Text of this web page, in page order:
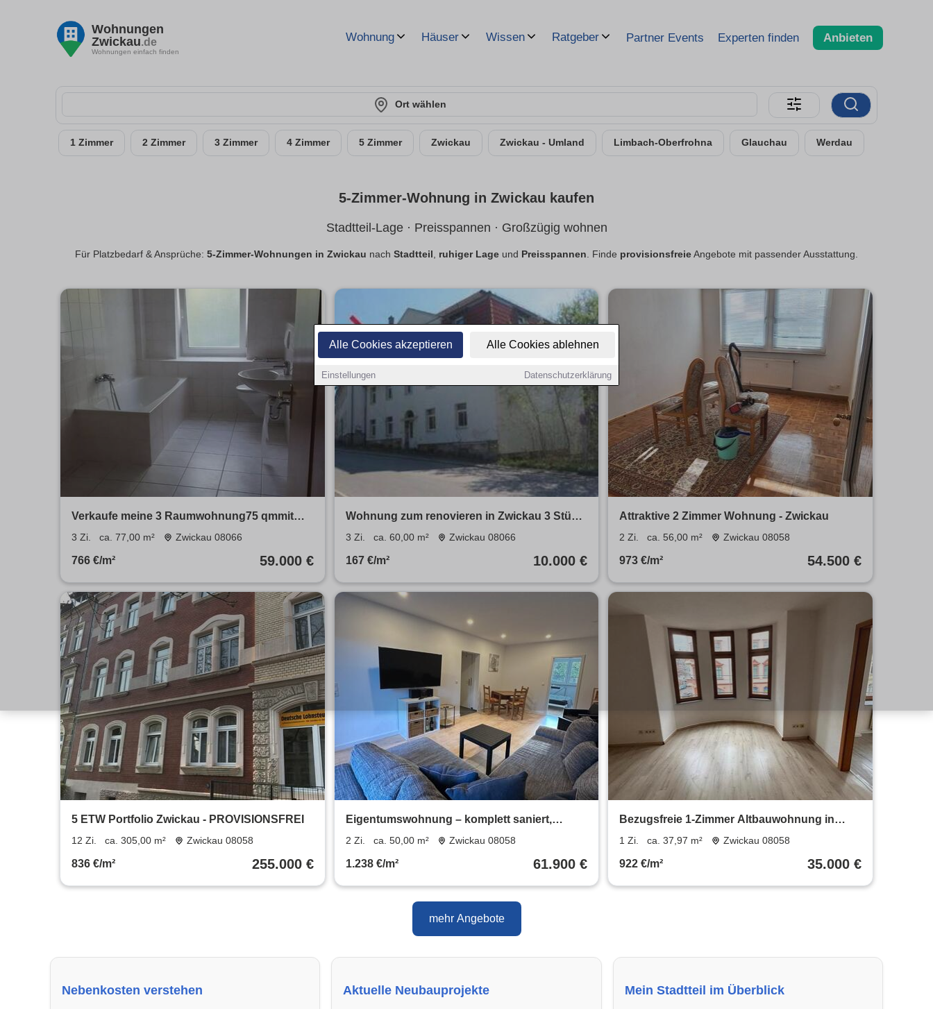
Alle Cookies akzeptieren Alle Cookies ablehnen
Einstellungen Datenschutzerklärung
Wohnungen
Zwickau.de
Wohnungen einfach finden
Wohnung Häuser Wissen Ratgeber Partner Events Experten finden Anbieten
Ort wählen
1 Zimmer 2 Zimmer 3 Zimmer 4 Zimmer 5 Zimmer Zwickau Zwickau - Umland Limbach-Oberfrohna Glauchau Werdau
5-Zimmer-Wohnung in Zwickau kaufen
Stadtteil-Lage · Preisspannen · Großzügig wohnen
Für Platzbedarf & Ansprüche: 5-Zimmer-Wohnungen in Zwickau nach Stadtteil , ruhiger Lage und Preisspannen. Finde provisionsfreie Angebote mit passender Ausstattung.
Verkaufe meine 3 Raumwohnung75 qmmit
PKW StellplatzSchnäppchen
3 Zi. ca. 77,00 m² Zwickau 08066
766 €/m² 59.000 €
Wohnung zum renovieren in Zwickau 3 Stück
noch frei
3 Zi. ca. 60,00 m² Zwickau 08066
167 €/m² 10.000 €
Attraktive 2 Zimmer Wohnung - Zwickau
2 Zi. ca. 56,00 m² Zwickau 08058
973 €/m² 54.500 €
5 ETW Portfolio Zwickau - PROVISIONSFREI
12 Zi. ca. 305,00 m² Zwickau 08058
836 €/m² 255.000 €
Eigentumswohnung – komplett saniert,
möbliert , vermietet
2 Zi. ca. 50,00 m² Zwickau 08058
1.238 €/m² 61.900 €
Bezugsfreie 1-Zimmer Altbauwohnung in
Zwickau 6317
1 Zi. ca. 37,97 m² Zwickau 08058
922 €/m² 35.000 €
mehr Angebote
Nebenkosten verstehen Aktuelle Neubauprojekte Mein Stadtteil im Überblick